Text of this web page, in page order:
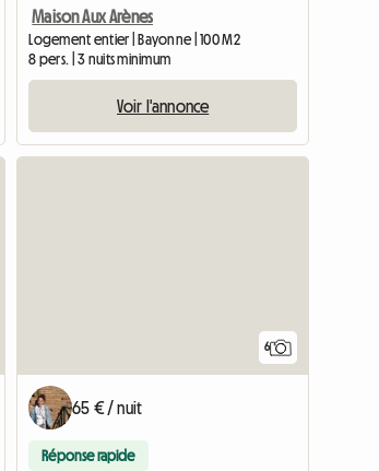
Maison Aux Arènes
Logement entier | Bayonne | 100 M2
8 pers. | 3 nuits minimum
Voir l'annonce
6
65 € / nuit
Réponse rapide